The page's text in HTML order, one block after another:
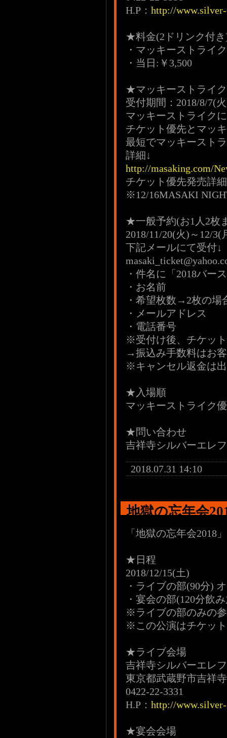
H.P： http://
★料金(2ドリンク付
・マッキーストライ
・当日:￥3,500
★マッキーストラ
受付期間：2018/8/7(
マッキーストライク
チケット優先とマッ
最短でマッキースト
詳細↓
http://masaking.com/
チケット優先発売詳
※12/16MASAKI
★一般予約(お1人2枚
2018/11/20(火)～12/3(
下記メールにて受付↓
・件名に「2018バー
・お名前
・希望枚数→2枚の場
・メールアドレス
・電話番号
※受付け後、チケッ
→振込み手数料はお
※キャンセル返金は
★入場順
マッキーストライク
★問い合わせ
吉祥寺シルバーエレ
2018.07.31 14:10
地獄の忘年会
「地獄の忘年会2018」
★日程
2018/12/15(土)
・ライブの部(90分)
・宴会の部(120分飲
※ライブの部のみの
※この公演はチケッ
★ライブ会場
吉祥寺シルバーエレ
東京都武蔵野市吉祥
0422-22-3331
H.P： http://
★宴会会場